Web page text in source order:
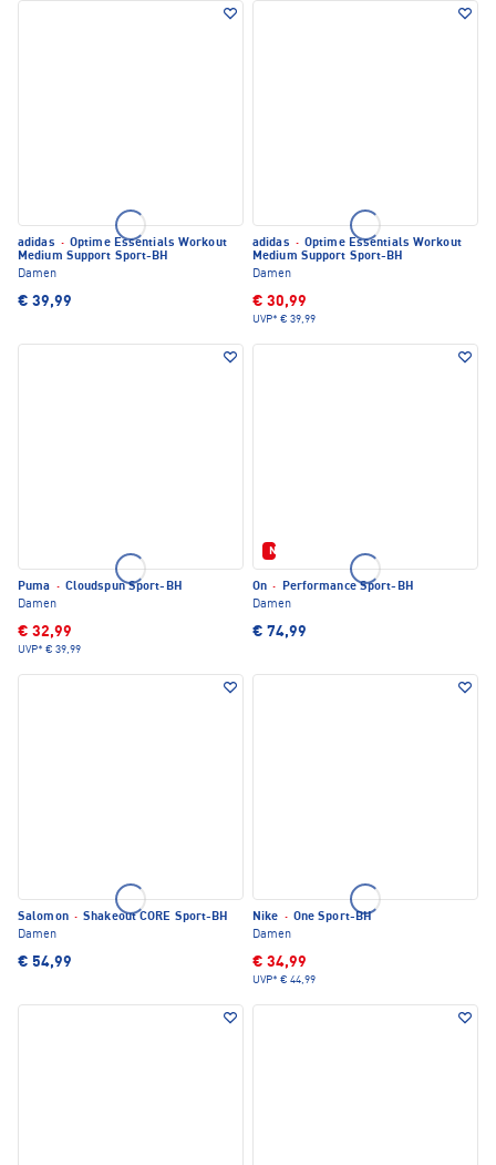
adidas · Optime Essentials Workout
Medium Support Sport-BH
Damen
€ 39,99
adidas · Optime Essentials Workout
Medium Support Sport-BH
Damen
€ 30,99
UVP* € 39,99
Puma · Cloudspun Sport-BH
Damen
€ 32,99
UVP* € 39,99
Neu
On ·
Performance Sport-BH
Damen
€ 74,99
Salomon · Shakeout CORE Sport-BH
Damen
€ 54,99
Nike · One Sport-BH
Damen
€ 34,99
UVP* € 44,99